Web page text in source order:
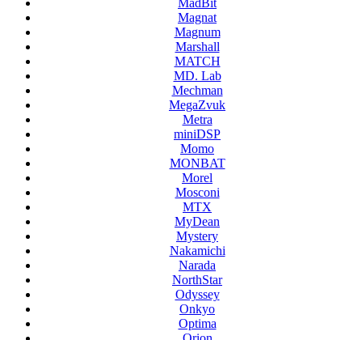
Magnat
Magnum
Marshall
MATCH
MD. Lab
Mechman
MegaZvuk
Metra
miniDSP
Momo
MONBAT
Morel
Mosconi
MTX
MyDean
Mystery
Nakamichi
Narada
NorthStar
Odyssey
Onkyo
Optima